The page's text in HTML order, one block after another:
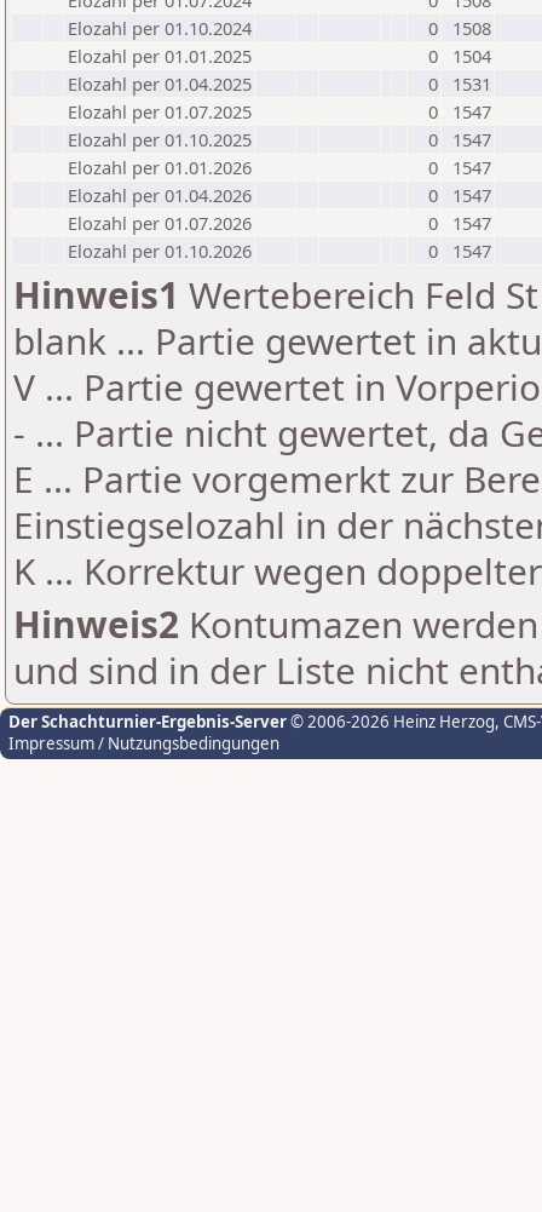
Elozahl per 01.10.2024
0
1508
Elozahl per 01.01.2025
0
1504
Elozahl per 01.04.2025
0
1531
Elozahl per 01.07.2025
0
1547
Elozahl per 01.10.2025
0
1547
Elozahl per 01.01.2026
0
1547
Elozahl per 01.04.2026
0
1547
Elozahl per 01.07.2026
0
1547
Elozahl per 01.10.2026
0 1547
Hinweis1 Wertebereich Feld
blank ... Partie gewertet in
V ... Partie gewertet in
- ... Partie nicht gewertet, da
E ... Partie vorgemerkt zur
Einstiegselozahl in der
K ... Korrektur wegen
Hinweis2 Kontumazen
und sind in der Liste nicht
Der Schachturnier-Ergebnis-Server© 2006-2026 Heinz Herzog,
Impressum / Nutzungsbedingungen